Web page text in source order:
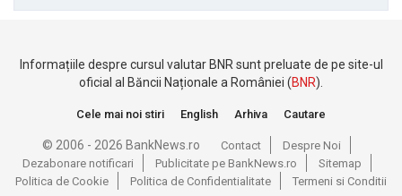
Informațiile despre cursul valutar BNR sunt preluate de pe site-ul
oficial al Băncii Naționale a României (BNR).
Cele mai noi stiri English Arhiva Cautare
© 2006 - 2026 BankNews.ro Contact
Despre Noi
Dezabonare notificari
Publicitate pe BankNews.ro
Sitemap
Politica de Cookie
Politica de Confidentialitate Termeni si Conditii